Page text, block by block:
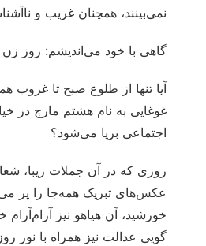
نمی‌بینند، همچنان غریب و
گاهی با خود می‌اندیشم: روز
آیا تنها از طلوع صبح تا غروب
غوغایی به نام هشتم مارچ در
اجتماعی برپا می‌شود؟
روزی که در آن جملات زیبا،
عکس‌های تبریک همه‌جا را پر
خورشید، آن هیاهو نیز
گویی عدالت نیز همراه با نور